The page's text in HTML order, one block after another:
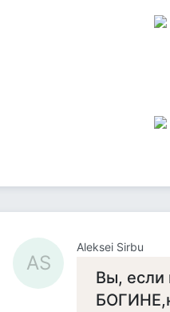
AS
Aleksei Sirbu
Вы, если